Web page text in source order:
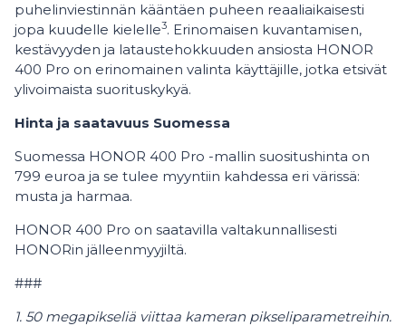
puhelinviestinnän kääntäen puheen reaaliaikaisesti
jopa kuudelle kielelle3. Erinomaisen kuvantamisen,
kestävyyden ja lataustehokkuuden ansiosta HONOR
400 Pro on erinomainen valinta käyttäjille, jotka etsivät
ylivoimaista suorituskykyä.
Hinta ja saatavuus Suomessa
Suomessa HONOR 400 Pro -mallin suositushinta on
799 euroa ja se tulee myyntiin kahdessa eri värissä:
musta ja harmaa.
HONOR 400 Pro on saatavilla valtakunnallisesti
HONORin jälleenmyyjiltä.
###
1. 50 megapikseliä viittaa kameran pikseliparametreihin.